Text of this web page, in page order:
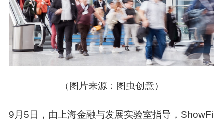
（图片来源：图虫创意）
9月5日，由上海金融与发展实验室指导，ShowFi